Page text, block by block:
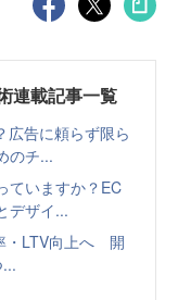
連載記事一覧
広告に頼らず限ら
のチ...
ていますか？EC
デザイ...
・LTV向上へ 開